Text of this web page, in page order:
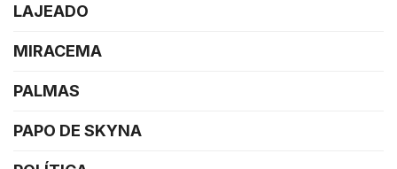
LAJEADO
MIRACEMA
PALMAS
PAPO DE SKYNA